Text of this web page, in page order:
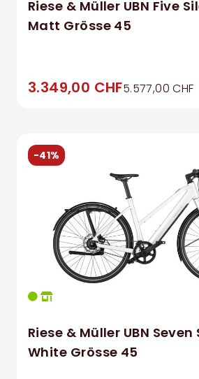
Riese & Müller UBN Five
Matt Grösse 45
3.349,00 CHF5.577,00 CHF
-41%
Riese & Müller UBN
White Grösse 45